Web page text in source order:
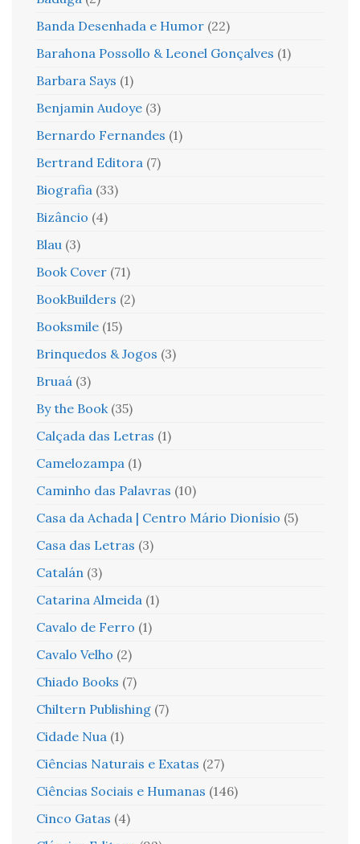
Banda Desenhada e Humor (22)
Barahona Possollo & Leonel Gonçalves (1)
Barbara Says (1)
Benjamin Audoye (3)
Bernardo Fernandes (1)
Bertrand Editora (7)
Biografia (33)
Bizâncio (4)
Blau (3)
Book Cover (71)
BookBuilders (2)
Booksmile (15)
Brinquedos & Jogos (3)
Bruaá (3)
By the Book (35)
Calçada das Letras (1)
Camelozampa (1)
Caminho das Palavras (10)
Casa da Achada | Centro Mário Dionísio (5)
Casa das Letras (3)
Catalán (3)
Catarina Almeida (1)
Cavalo de Ferro (1)
Cavalo Velho (2)
Chiado Books (7)
Chiltern Publishing (7)
Cidade Nua (1)
Ciências Naturais e Exatas (27)
Ciências Sociais e Humanas (146)
Cinco Gatas (4)